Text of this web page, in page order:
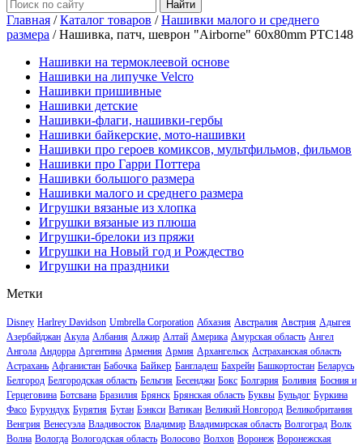
Главная /Каталог товаров /Нашивки малого и среднего
размера /Нашивка, патч, шеврон "Airborne" 60x80mm PTC148
Нашивки на термоклеевой основе
Нашивки на липучке Velcro
Нашивки пришивные
Нашивки детские
Нашивки-флаги, нашивки-гербы
Нашивки байкерские, мото-нашивки
Нашивки про героев комиксов, мультфильмов, фильмов
Нашивки про Гарри Поттера
Нашивки большого размера
Нашивки малого и среднего размера
Игрушки вязаные из хлопка
Игрушки вязаные из плюша
Игрушки-брелоки из пряжи
Игрушки на Новый год и Рождество
Игрушки на праздники
Метки
Disney Harlrey Davidson Umbrella Corporation Абхазия Австралия Австрия Адыгея
Азербайджан Акула Албания Алжир Алтай Америка Амурская область Ангел
Ангола Андорра Аргентина Армения Армия Архангельск Астраханская область
Астрахань Афганистан Бабочка Байкер Бангладеш Бахрейн Башкортостан Беларусь
Белгород Белгородская область Бельгия Бесенджи Бокс Болгария Боливия Босния и
Герцеговина Ботсвана Бразилия Брянск Брянская область Буквы Бульдог Буркина
Фасо Бурундук Бурятия Бутан Бэнкси Ватикан Великий Новгород Великобритания
Венгрия Венесуэла Владивосток Владимир Владимирская область Волгоград Волк
Волна Вологда Вологодская область Волосово Волхов Воронеж Воронежская